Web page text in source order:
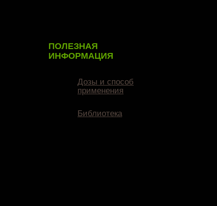
ПОЛЕЗНАЯ
ИНФОРМАЦИЯ
Дозы и способ
применения
Библиотека